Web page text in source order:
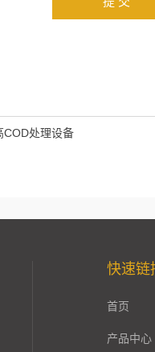
COD处理设备
快速链
首页
产品中心